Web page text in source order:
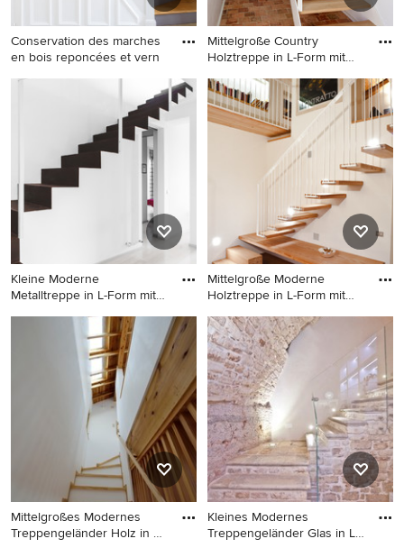
Conservation des marches
en bois reponcées et vern
Klassische Treppe in L-Form
mit Holz-Setzstufen in Paris
Mittelgroße Country
Holztreppe in L-Form mit
Mittelgroße Country
Holztreppe in L-Form mit
offenen Setzstufen in Nantes
Kleine Moderne
Metalltreppe in L-Form mit
Kleine Moderne Metalltreppe
in L-Form mit Metall-
Setzstufen in Bologna
Mittelgroße Moderne
Holztreppe in L-Form mit
Mittelgroße Moderne
Holztreppe in L-Form mit
offenen Setzstufen in Turin
Mittelgroßes Modernes
Treppengeländer Holz in L-
Kleines Modernes
Treppengeländer Glas in L-